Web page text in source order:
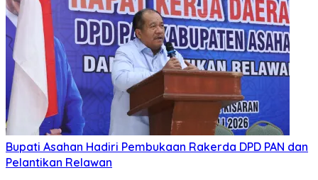
Bupati Asahan Hadiri Pembukaan Rakerda DPD PAN dan
Pelantikan Relawan